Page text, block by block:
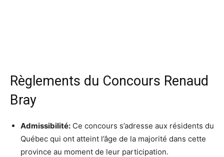
Règlements du Concours Renaud
Bray
Admissibilité: Ce concours s’adresse aux résidents du
Québec qui ont atteint l’âge de la majorité dans cette
province au moment de leur participation.